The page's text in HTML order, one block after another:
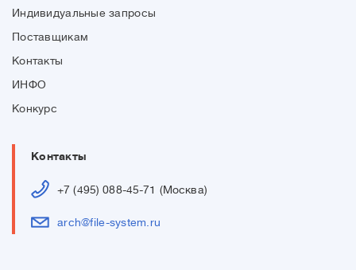
Индивидуальные запросы
Поставщикам
Контакты
ИНФО
Конкурс
Контакты
+7 (495) 088-45-71 (Москва)
arch@file-system.ru